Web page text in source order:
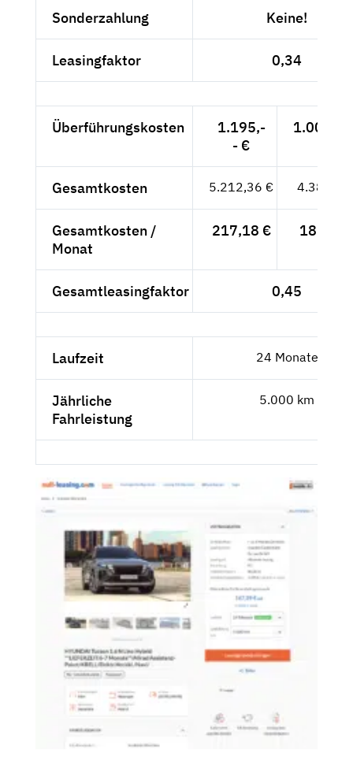
Sonderzahlung Keine!
Leasingfaktor 0,34
Überführungskosten
1.195,-
- €
Gesamtkosten 5.212,36 € 4.380,13
Gesamtkosten /
Monat
217,18 € 182,51
Gesamtleasingfaktor 0,45
Laufzeit 24 Monate
Jährliche
Fahrleistung
5.000 km